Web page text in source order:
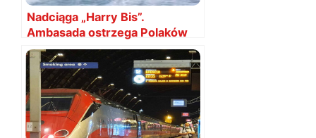
Nadciąga „Harry Bis”.
Ambasada ostrzega Polaków